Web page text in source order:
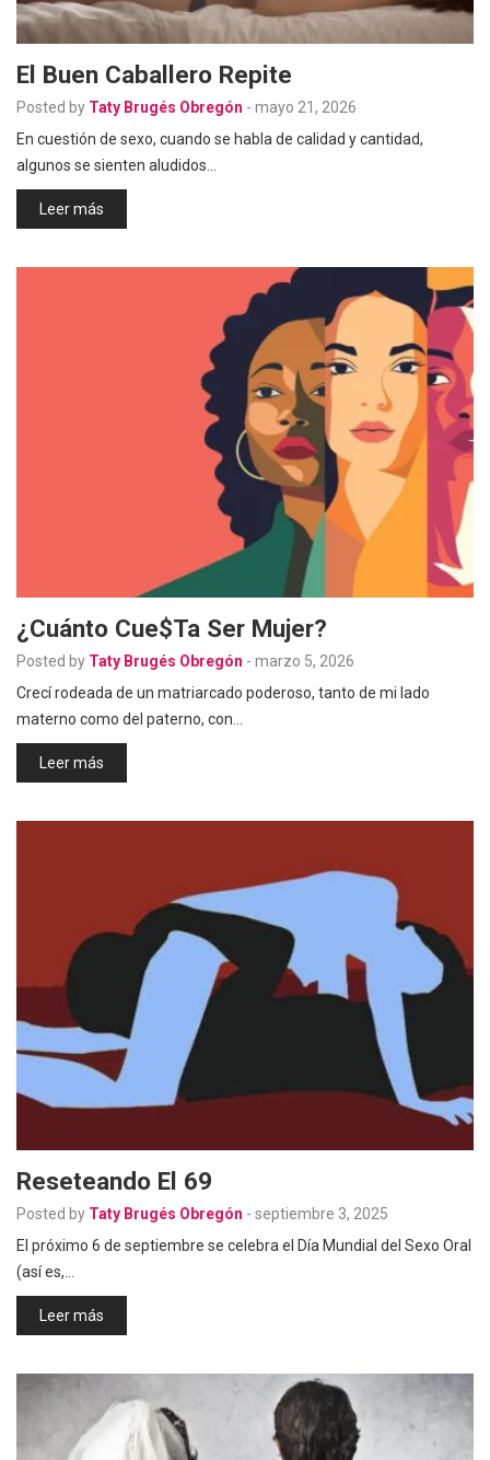
El Buen Caballero Repite
Posted by Taty Brugés Obregón - mayo 21, 2026
En cuestión de sexo, cuando se habla de calidad y cantidad,
algunos se sienten aludidos…
Leer más
¿Cuánto Cue$ta Ser Mujer?
Posted by Taty Brugés Obregón - marzo 5, 2026
Crecí rodeada de un matriarcado poderoso, tanto de mi lado
materno como del paterno, con…
Leer más
Reseteando El 69
Posted by Taty Brugés Obregón - septiembre 3, 2025
El próximo 6 de septiembre se celebra el Día Mundial del Sexo Oral
(así es,…
Leer más